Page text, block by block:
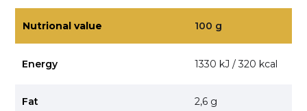
Nutrional value 100 g
Energy 1330 kJ / 320 kcal
Fat 2,6 g